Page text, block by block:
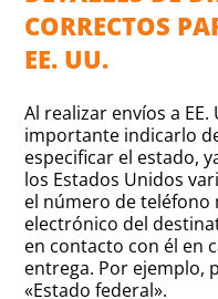
CORRECTOS
EE. UU.
Al realizar envíos a
importante indicarlo
especificar el estado,
los Estados Unidos
el número de teléfono
electrónico del
en contacto con él en
entrega. Por ejemplo,
«Estado federal».